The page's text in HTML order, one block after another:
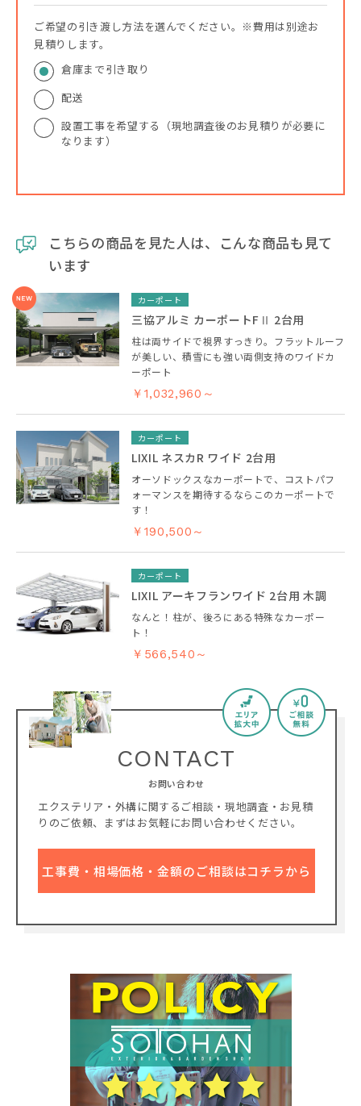
ご希望の引き渡し方法を選んでください。※費用は別途お
見積りします。
倉庫まで引き取り
配送
設置工事を希望する（現地調査後のお見積りが必要に
なります）
こちらの商品を見た人は、こんな商品も見て
います
カーポート
三協アルミ カーポートFⅡ 2台用
柱は両サイドで視界すっきり。フラットルーフ
が美しい、積雪にも強い両側支持のワイドカ
ーポート
￥1,032,960～
カーポート
LIXIL ネスカR ワイド 2台用
オーソドックスなカーポートで、コストパフ
ォーマンスを期待するならこのカーポートで
す！
￥190,500～
カーポート
LIXIL アーキフランワイド 2台用 木調
なんと！柱が、後ろにある特殊なカーポー
ト！
￥566,540～
CONTACT
お問い合わせ
エクステリア・外構に関するご相談・現地調査・お見積
りのご依頼、
まずはお気軽にお問い合わせください。
工事費・相場価格・金額のご相談はコチラから